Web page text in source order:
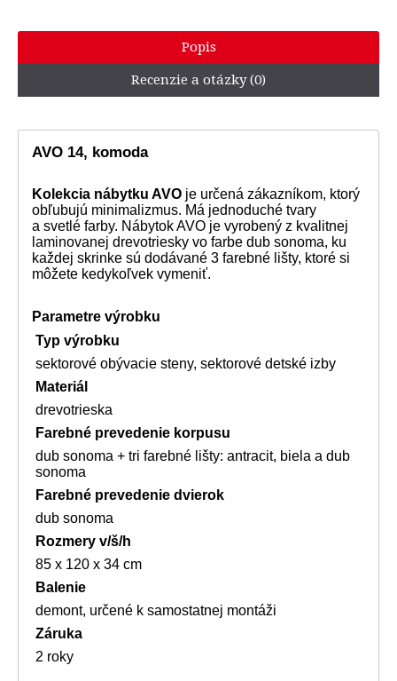
Popis
Recenzie a otázky (0)
AVO 14, komoda
Kolekcia nábytku AVO je určená zákazníkom, ktorý
obľubujú minimalizmus. Má jednoduché tvary
a svetlé farby. Nábytok AVO je vyrobený z kvalitnej
laminovanej drevotriesky vo farbe dub sonoma, ku
každej skrinke sú dodávané 3 farebné lišty, ktoré si
môžete kedykoľvek vymeniť.
Parametre výrobku
Typ výrobku
sektorové obývacie steny, sektorové detské izby
Materiál
drevotrieska
Farebné prevedenie korpusu
dub sonoma + tri farebné lišty: antracit, biela a dub
sonoma
Farebné prevedenie dvierok
dub sonoma
Rozmery v/š/h
85 x 120 x 34 cm
Balenie
demont, určené k samostatnej montáži
Záruka
2 roky